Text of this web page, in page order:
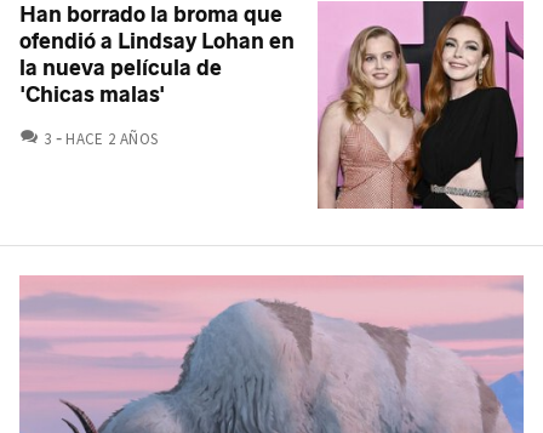
Han borrado la broma que
ofendió a Lindsay Lohan en
la nueva película de
'Chicas malas'
3 COMENTARIOS
HACE 2 AÑOS